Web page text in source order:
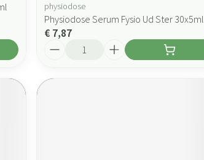
physiodose
Physiodose Serum Fysio Ud Ster 30x5ml
€ 7,87